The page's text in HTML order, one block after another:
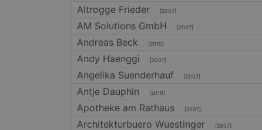
Altrogge Frieder [2007]
AM Solutions GmbH [2007]
Andreas Beck [2010]
Andy Haenggi [2007]
Angelika Suenderhauf [2007]
Antje Dauphin [2019]
Apotheke am Rathaus [2007]
Architekturbuero Wuestinger [2007]